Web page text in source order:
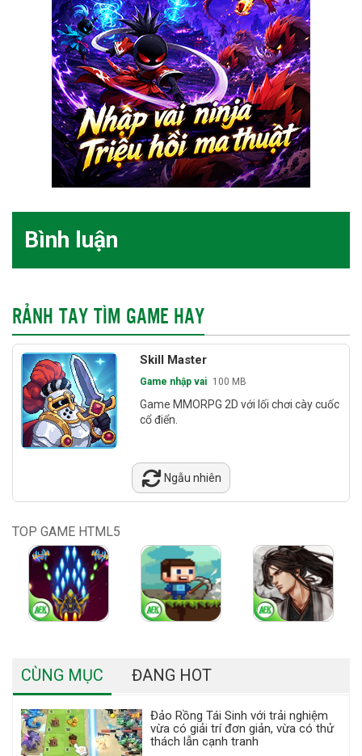
Bình luận
RẢNH TAY TÌM GAME HAY
Skill Master
Game nhập vai 100 MB
Game MMORPG 2D với lối chơi cày cuốc
cổ điển.
Ngẫu nhiên
TOP GAME HTML5
CÙNG MỤC ĐANG HOT
Đảo Rồng Tái Sinh với trải nghiệm
vừa có giải trí đơn giản, vừa có thử
thách lẫn cạnh tranh